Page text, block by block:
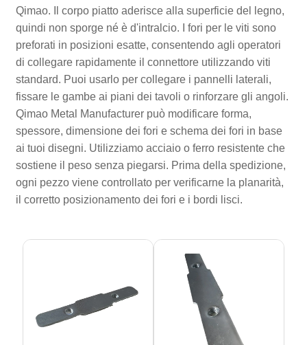
Qimao. Il corpo piatto aderisce alla superficie del legno,
quindi non sporge né è d'intralcio. I fori per le viti sono
preforati in posizioni esatte, consentendo agli operatori
di collegare rapidamente il connettore utilizzando viti
standard. Puoi usarlo per collegare i pannelli laterali,
fissare le gambe ai piani dei tavoli o rinforzare gli angoli.
Qimao Metal Manufacturer può modificare forma,
spessore, dimensione dei fori e schema dei fori in base
ai tuoi disegni. Utilizziamo acciaio o ferro resistente che
sostiene il peso senza piegarsi. Prima della spedizione,
ogni pezzo viene controllato per verificarne la planarità,
il corretto posizionamento dei fori e i bordi lisci.